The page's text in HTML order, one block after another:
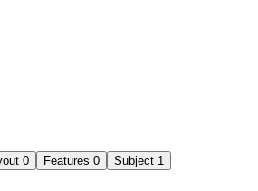
0 Features 0 Subject 1